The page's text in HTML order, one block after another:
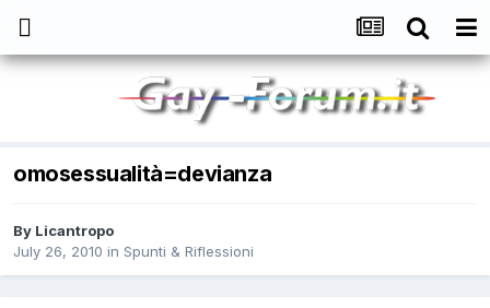
omosessualità=devianza
By Licantropo
July 26, 2010 in Spunti & Riflessioni